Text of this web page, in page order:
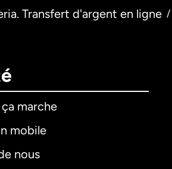
Transfert d'argent en ligne /
marche
mobile
nous